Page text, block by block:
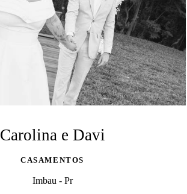
Carolina e Davi
CASAMENTOS
Imbau - Pr